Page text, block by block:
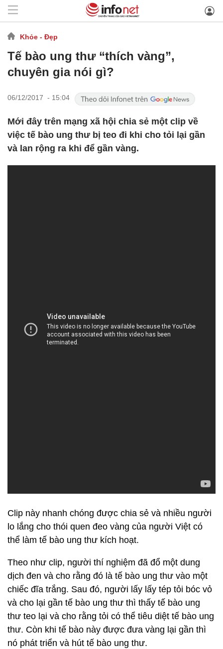
Khỏe - Đẹp
Tế bào ung thư “thích vàng”,
chuyên gia nói gì?
06/12/2017 - 15:04
Mới đây trên mạng xã hội chia sẻ một clip về
việc tế bào ung thư bị teo đi khi cho tỏi lại gần
và lan rộng ra khi để gần vàng.
Clip này nhanh chóng được chia sẻ và nhiều người
lo lắng cho thói quen đeo vàng của người Việt có
thể làm tế bào ung thư kích hoạt.
Theo như clip, người thí nghiệm đã đổ một dung
dịch đen và cho rằng đó là tế bào ung thư vào một
chiếc đĩa trắng. Sau đó, người lấy lấy tép tỏi bóc vỏ
và cho lại gần tế bào ung thư thì thấy tế bào ung
thư teo lại và cho rằng tỏi có thể tiêu diệt tế bào ung
thư. Còn khi tế bào này được đưa vàng lại gần thì
nó phát triển và hút tế bào ung thư.